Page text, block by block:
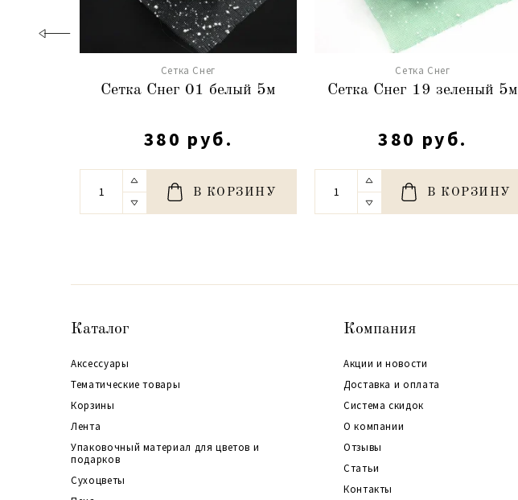
Сетка Снег
Сетка Снег 01 белый 5м
380 руб.
В КОРЗИНУ
Сетка Снег
Сетка Снег 19 зеленый 5м
380 руб.
В КОРЗИНУ
Каталог
Аксессуары
Тематические товары
Корзины
Лента
Упаковочный материал для цветов и
подарков
Сухоцветы
Компания
Акции и новости
Доставка и оплата
Система скидок
О компании
Отзывы
Статьи
Контакты